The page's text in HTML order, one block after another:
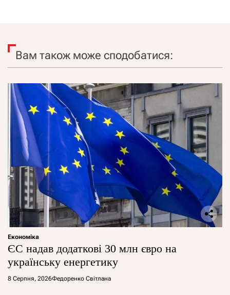
Вам також може сподобатися:
Економіка
ЄС надав додаткові 30 млн євро на
українську енергетику
8 Серпня, 2026Федоренко Світлана